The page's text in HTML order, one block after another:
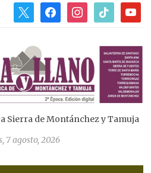
facebookinstagram
tiktok
Sierra de Montánchez y Tamuja
7 agosto, 2026